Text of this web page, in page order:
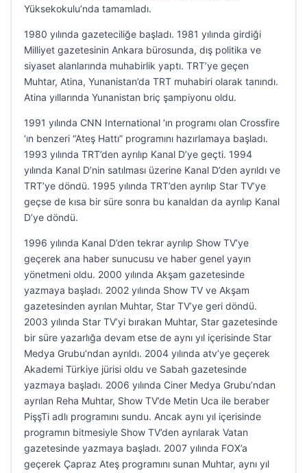
Yüksekokulu’nda tamamladı.
1980 yılında gazeteciliğe başladı. 1981 yılında girdiği
Milliyet gazetesinin Ankara bürosunda, dış politika ve
siyaset alanlarında muhabirlik yaptı. TRT’ye geçen
Muhtar, Atina, Yunanistan’da TRT muhabiri olarak tanındı.
Atina yıllarında Yunanistan briç şampiyonu oldu.
1991 yılında CNN International ‘ın programı olan Crossfire
‘ın benzeri “Ateş Hattı” programını hazırlamaya başladı.
1993 yılında TRT’den ayrılıp Kanal D’ye geçti. 1994
yılında Kanal D’nin satılması üzerine Kanal D’den ayrıldı ve
TRT’ye döndü. 1995 yılında TRT’den ayrılıp Star TV’ye
geçse de kısa bir süre sonra bu kanaldan da ayrılıp Kanal
D’ye döndü.
1996 yılında Kanal D’den tekrar ayrılıp Show TV’ye
geçerek ana haber sunucusu ve haber genel yayın
yönetmeni oldu. 2000 yılında Akşam gazetesinde
yazmaya başladı. 2002 yılında Show TV ve Akşam
gazetesinden ayrılan Muhtar, Star TV’ye geri döndü.
2003 yılında Star TV’yi bırakan Muhtar, Star gazetesinde
bir süre yazarlığa devam etse de aynı yıl içerisinde Star
Medya Grubu’ndan ayrıldı. 2004 yılında atv’ye geçerek
Akademi Türkiye jürisi oldu ve Sabah gazetesinde
yazmaya başladı. 2006 yılında Ciner Medya Grubu’ndan
ayrılan Reha Muhtar, Show TV’de Metin Uca ile beraber
PişşTi adlı programını sundu. Ancak aynı yıl içerisinde
programın bitmesiyle Show TV’den ayrılarak Vatan
gazetesinde yazmaya başladı. 2007 yılında FOX’a
geçerek Çapraz Ateş programını sunan Muhtar, aynı yıl